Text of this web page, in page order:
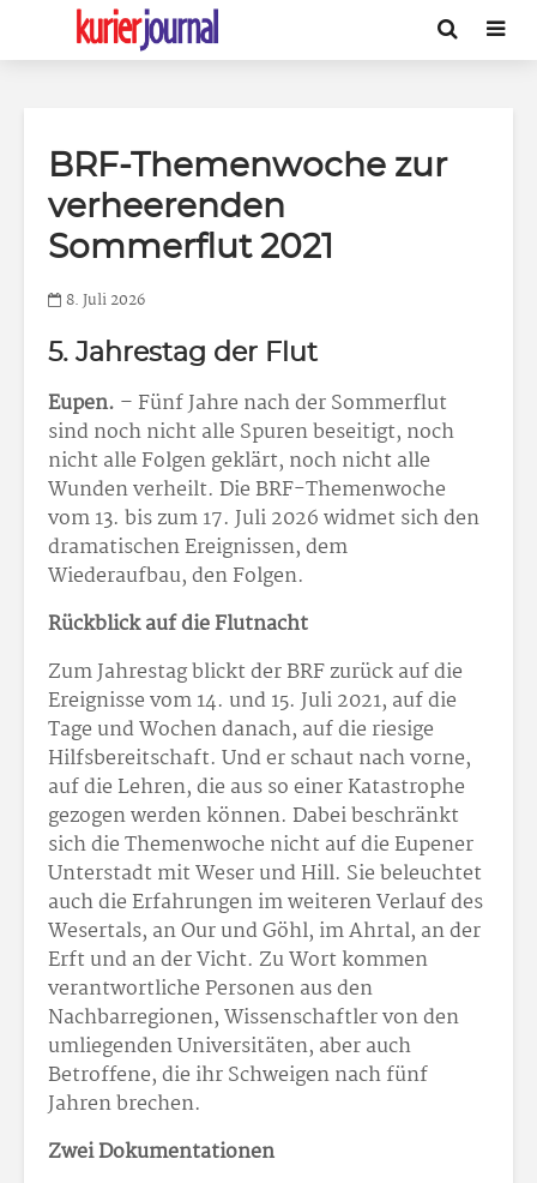
BRF-Themenwoche zur
verheerenden
Sommerflut 2021
8. Juli 2026
5. Jahrestag der Flut
Eupen. – Fünf Jahre nach der Sommerflut
sind noch nicht alle Spuren beseitigt, noch
nicht alle Folgen geklärt, noch nicht alle
Wunden verheilt. Die BRF-Themenwoche
vom 13. bis zum 17. Juli 2026 widmet sich den
dramatischen Ereignissen, dem
Wiederaufbau, den Folgen.
Rückblick auf die Flutnacht
Zum Jahrestag blickt der BRF zurück auf die
Ereignisse vom 14. und 15. Juli 2021, auf die
Tage und Wochen danach, auf die riesige
Hilfsbereitschaft. Und er schaut nach vorne,
auf die Lehren, die aus so einer Katastrophe
gezogen werden können. Dabei beschränkt
sich die Themenwoche nicht auf die Eupener
Unterstadt mit Weser und Hill. Sie beleuchtet
auch die Erfahrungen im weiteren Verlauf des
Wesertals, an Our und Göhl, im Ahrtal, an der
Erft und an der Vicht. Zu Wort kommen
verantwortliche Personen aus den
Nachbarregionen, Wissenschaftler von den
umliegenden Universitäten, aber auch
Betroffene, die ihr Schweigen nach fünf
Jahren brechen.
Zwei Dokumentationen